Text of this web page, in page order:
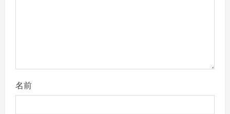
名前